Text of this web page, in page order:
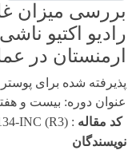
بررسی میزان
رادیو اکتیو
ارمنستان در
پذیرفته شده برای پوستر ،
عنوان دوره: بیست و هفتم
کد مقاله :
INC (R3)
نویسندگان